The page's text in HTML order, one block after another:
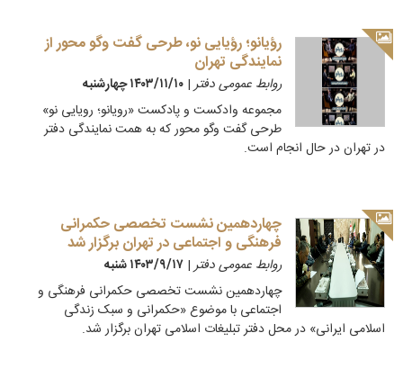
رؤیانو؛ رؤیایی نو، طرحی گفت وگو محور از
نمایندگی تهران
روابط عمومی دفتر| ۱۴۰۳/۱۱/۱۰ چهارشنبه
مجموعه وادکست و پادکست «رویانو؛ رویایی نو»
طرحی گفت وگو محور که به همت نمایندگی دفتر
در تهران در حال انجام است.
چهاردهمین نشست تخصصی حکمرانی
فرهنگی و اجتماعی در تهران برگزار شد
روابط عمومی دفتر| ۱۴۰۳/۹/۱۷ شنبه
چهاردهمین نشست تخصصی حکمرانی فرهنگی و
اجتماعی با موضوع «حکمرانی و سبک زندگی
اسلامی ایرانی» در محل دفتر تبلیغات اسلامی تهران برگزار شد.